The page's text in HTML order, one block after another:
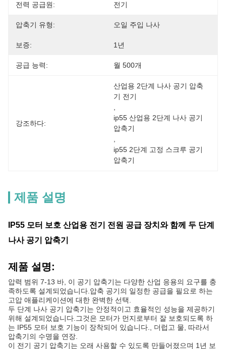
전력 공급원: 전기
압축기 유형: 오일 주입 나사
보증: 1년
공급 능력: 월 500개
강조하다:
산업용 2단계 나사 공기 압축
기 전기
ip55 산업용 2단계 나사 공기
압축기
ip55 2단계 고정 스크루 공기
압축기
제품 설명
IP55 모터 보호 산업용 전기 전원 공급 장치와 함께 두 단계
나사 공기 압축기
제품 설명:
압력 범위 7-13 바, 이 공기 압축기는 다양한 산업 응용의 요구를 충
족하도록 설계되었습니다.압축 공기의 일정한 공급을 필요로 하는
고압 애플리케이션에 대한 완벽한 선택.
두 단계 나사 공기 압축기는 안정적이고 효율적인 성능을 제공하기
위해 설계되었습니다.그것은 모터가 먼지로부터 잘 보호되도록 하
는 IP55 모터 보호 기능이 장착되어 있습니다., 더럽고 물, 따라서
압축기의 수명을 연장.
이 전기 공기 압축기는 오래 사용할 수 있도록 만들어졌으며 1년 보